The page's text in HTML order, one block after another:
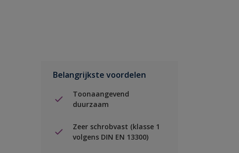
Belangrijkste voordelen
Toonaangevend
duurzaam
Zeer schrobvast (klasse 1
volgens DIN EN 13300)